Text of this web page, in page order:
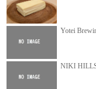
Yotei
NIKI